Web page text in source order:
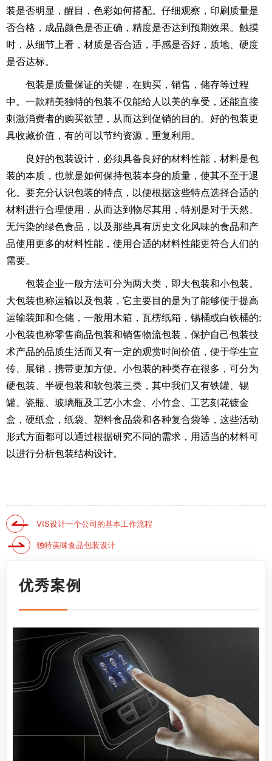
装是否明显，醒目，色彩如何搭配。仔细观察，印刷质量是
否合格，成品颜色是否正确，精度是否达到预期效果。触摸
时，从细节上看，材质是否合适，手感是否好，质地、硬度
是否达标。
包装是质量保证的关键，在购买，销售，储存等过程
中。一款精美独特的包装不仅能给人以美的享受，还能直接
刺激消费者的购买欲望，从而达到促销的目的。好的包装更
具收藏价值，有的可以节约资源，重复利用。
良好的包装设计，必须具备良好的材料性能，材料是包
装的本质，也就是如何保持包装本身的质量，使其不至于退
化。要充分认识包装的特点，以便根据这些特点选择合适的
材料进行合理使用，从而达到物尽其用，特别是对于天然、
无污染的绿色食品，以及那些具有历史文化风味的食品和产
品使用更多的材料性能，使用合适的材料性能更符合人们的
需要。
包装企业一般方法可分为两大类，即大包装和小包装。
大包装也称运输以及包装，它主要目的是为了能够便于提高
运输装卸和仓储，一般用木箱，瓦楞纸箱，锡桶或白铁桶的;
小包装也称零售商品包装和销售物流包装，保护自己包装技
术产品的品质生活而又有一定的观赏时间价值，便于学生宣
传、展销，携带更加方便。小包装的种类存在很多，可分为
硬包装、半硬包装和软包装三类，其中我们又有铁罐、锡
罐、瓷瓶、玻璃瓶及工艺小木盒、小竹盒、工艺刻花镀金
盒，硬纸盒，纸袋、塑料食品袋和各种复合袋等，这些活动
形式方面都可以通过根据研究不同的需求，用适当的材料可
以进行分析包装结构设计。
VIS设计一个公司的基本工作流程
独特美味食品包装设计
优秀案例